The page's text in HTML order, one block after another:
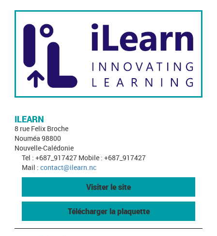
ILEARN
8 rue Felix Broche
Nouméa 98800
Nouvelle-Calédonie
Tel : +687_917427 Mobile : +687_917427
Mail : contact@ilearn.nc
Visiter le site
Télécharger la plaquette